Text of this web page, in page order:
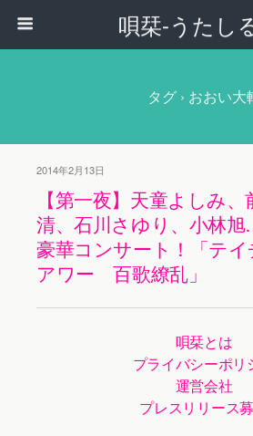
唄栞-うたし
タグ › おおい大
2014年2月13日
【第一夜】天童よしみ、
清、石川さゆり、小林
豪華コンサート！「テイ
アワー 百歌繚乱」
唄栞とは
プライバシーポリ
運営会社
プレスリリース